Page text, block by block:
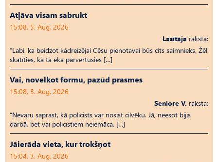
Atļāva visam sabrukt
15:08, 5. Aug, 2026
Lasītāja raksta:
“Labi, ka beidzot kādreizējai Cēsu pienotavai būs cits saimnieks. Žēl
skatīties, kā tā ēka pārvērtusies […]
Vai, novelkot formu, pazūd prasmes
15:08, 5. Aug, 2026
Seniore V. raksta:
“Nevaru saprast, kā policists var nosist cilvēku. Jā, neesot bijis
darbā, bet vai policistiem neiemāca, […]
Jāierāda vieta, kur trokšņot
15:04, 3. Aug, 2026